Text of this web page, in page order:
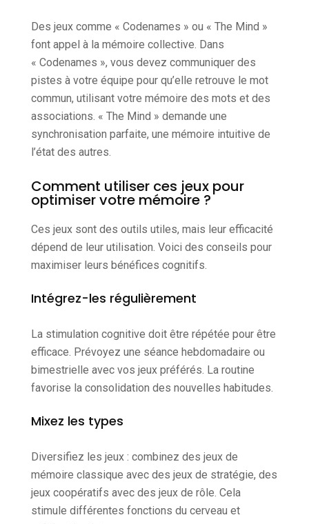
Des jeux comme « Codenames » ou « The Mind »
font appel à la mémoire collective. Dans
« Codenames », vous devez communiquer des
pistes à votre équipe pour qu’elle retrouve le mot
commun, utilisant votre mémoire des mots et des
associations. « The Mind » demande une
synchronisation parfaite, une mémoire intuitive de
l’état des autres.
Comment utiliser ces jeux pour
optimiser votre mémoire ?
Ces jeux sont des outils utiles, mais leur efficacité
dépend de leur utilisation. Voici des conseils pour
maximiser leurs bénéfices cognitifs.
Intégrez-les régulièrement
La stimulation cognitive doit être répétée pour être
efficace. Prévoyez une séance hebdomadaire ou
bimestrielle avec vos jeux préférés. La routine
favorise la consolidation des nouvelles habitudes.
Mixez les types
Diversifiez les jeux : combinez des jeux de
mémoire classique avec des jeux de stratégie, des
jeux coopératifs avec des jeux de rôle. Cela
stimule différentes fonctions du cerveau et